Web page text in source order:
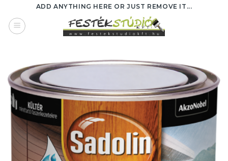
content
ADD ANYTHING HERE OR JUST REMOVE IT...